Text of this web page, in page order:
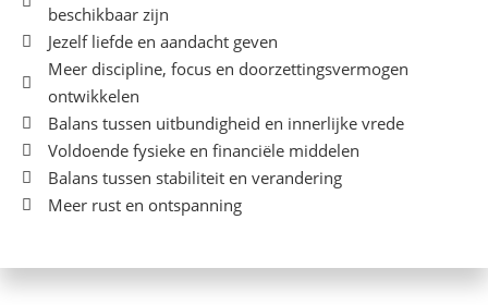
beschikbaar zijn
Jezelf liefde en aandacht geven
Meer discipline, focus en doorzettingsvermogen
ontwikkelen
Balans tussen uitbundigheid en innerlijke vrede
Voldoende fysieke en financiële middelen
Balans tussen stabiliteit en verandering
Meer rust en ontspanning